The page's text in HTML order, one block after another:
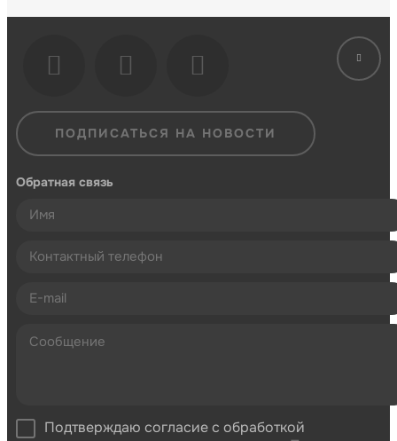
ПОДПИСАТЬСЯ НА НОВОСТИ
Обратная связь
Подтверждаю согласие с обработкой